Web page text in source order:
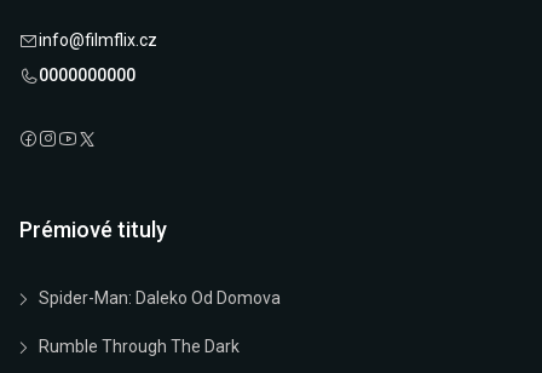
info@filmflix.cz
0000000000
Prémiové tituly
Spider-Man: Daleko Od Domova
Rumble Through The Dark